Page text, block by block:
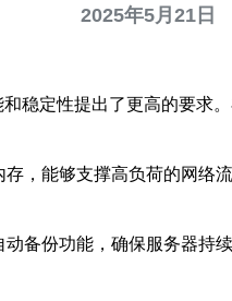
2025年5月21日
稳定性提出了更高的要求
，能够支撑高负荷的网
备份功能，确保服务器